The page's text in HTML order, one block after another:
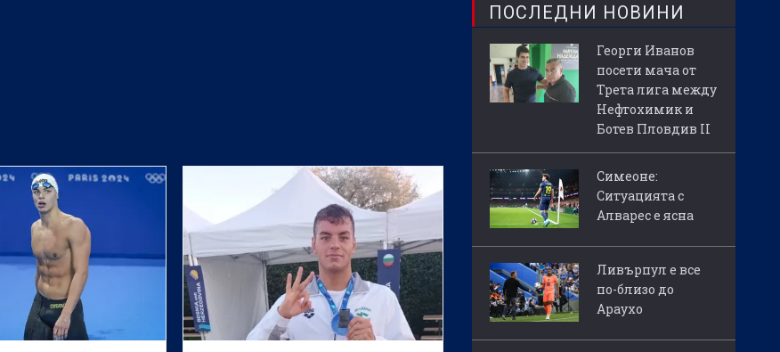
ПОСЛЕДНИ НОВИНИ
Георги Иванов
посети мача от
Трета лига между
Нефтохимик и
Ботев Пловдив II
Симеоне:
Ситуацията с
Алварес е ясна
Ливърпул е все
по-близо до
Араухо